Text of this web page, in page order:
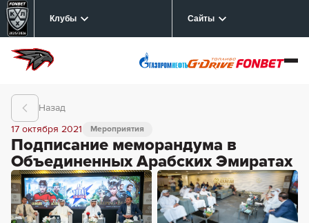
Клубы Сайты
Назад
Подписание меморандума в
Объединенных Арабских Эмиратах
Мероприятия
17 октября 2021